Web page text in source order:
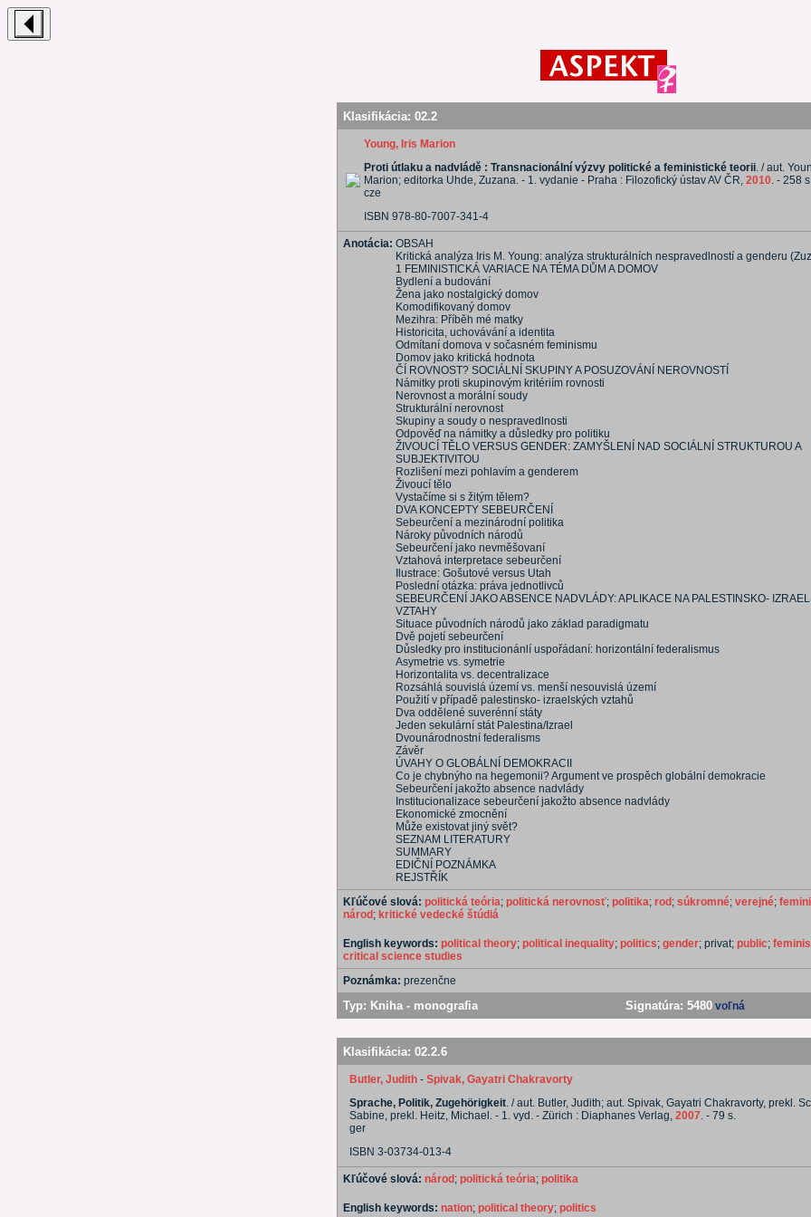
Klasifikácia: 02.2
Young, Iris Marion
Proti útlaku a nadvládě : Transnacionální výzvy politické a feministické teorii. / aut.
Marion; editorka Uhde, Zuzana. - 1. vydanie - Praha : Filozofický ústav AV ČR, 2010. - 258
cze
ISBN 978-80-7007-341-4
Anotácia: OBSAH
Kritická analýza Iris M. Young: analýza strukturálních nespravedlností a genderu
1 FEMINISTICKÁ VARIACE NA TÉMA DŮM A DOMOV
Bydlení a budování
Žena jako nostalgický domov
Komodifikovaný domov
Mezihra: Příběh mé matky
Historicita, uchovávání a identita
Odmítaní domova v sočasném feminismu
Domov jako kritická hodnota
ČÍ ROVNOST? SOCIÁLNÍ SKUPINY A POSUZOVÁNÍ NEROVNOSTÍ
Námitky proti skupinovým kritériím rovnosti
Nerovnost a morální soudy
Strukturální nerovnost
Skupiny a soudy o nespravedlnosti
Odpověď na námitky a důsledky pro politiku
ŽIVOUCÍ TĚLO VERSUS GENDER: ZAMYŠLENÍ NAD SOCIÁLNÍ STRUKTUROU A
SUBJEKTIVITOU
Rozlišení mezi pohlavím a genderem
Živoucí tělo
Vystačíme si s žitým tělem?
DVA KONCEPTY SEBEURČENÍ
Sebeurčení a mezinárodní politika
Nároky původních národů
Sebeurčení jako nevměšovaní
Vztahová interpretace sebeurčení
Ilustrace: Gošutové versus Utah
Poslední otázka: práva jednotlivců
SEBEURČENÍ JAKO ABSENCE NADVLÁDY: APLIKACE NA PALESTINSKO-
VZTAHY
Situace původních národů jako základ paradigmatu
Dvě pojetí sebeurčení
Důsledky pro institucionánlí uspořádaní: horizontální federalismus
Asymetrie vs. symetrie
Horizontalita vs. decentralizace
Rozsáhlá souvislá území vs. menší nesouvislá území
Použití v případě palestinsko- izraelských vztahů
Dva oddělené suverénní státy
Jeden sekulární stát Palestina/Izrael
Dvounárodnostní federalisms
Závěr
ÚVAHY O GLOBÁLNÍ DEMOKRACII
Co je chybnýho na hegemonii? Argument ve prospěch globální demokracie
Sebeurčení jakožto absence nadvlády
Institucionalizace sebeurčení jakožto absence nadvlády
Ekonomické zmocnění
Může existovat jiný svět?
SEZNAM LITERATURY
SUMMARY
EDIČNÍ POZNÁMKA
REJSTŘÍK
Kľúčové slová: politická teória; politická nerovnosť; politika; rod ; súkromné; verejné;
národ ; kritické vedecké štúdiá
English keywords: political theory; political inequality; politics; gender; privat; public;
critical science studies
Poznámka: prezenčne
Typ: Kniha - monografia Signatúra: 5480 voľná
Klasifikácia: 02.2.6
Butler, Judith - Spivak, Gayatri Chakravorty
Sprache, Politik, Zugehörigkeit. / aut. Butler, Judith; aut. Spivak, Gayatri Chakravorty, prekl.
Sabine, prekl. Heitz, Michael. - 1. vyd. - Zürich : Diaphanes Verlag, 2007. - 79 s.
ger
ISBN 3-03734-013-4
Kľúčové slová: národ ; politická teória; politika
English keywords: nation; political theory; politics